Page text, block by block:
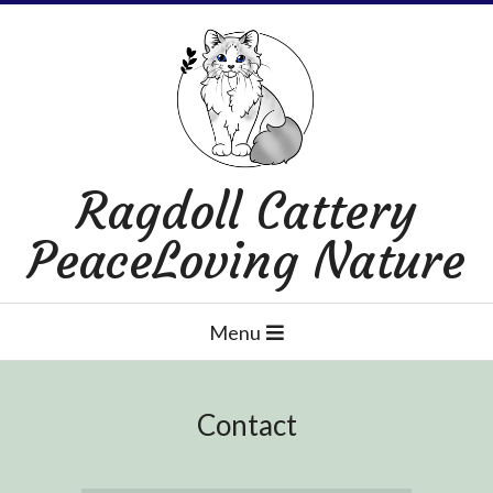
Ragdoll Cattery
PeaceLoving Nature
Menu
Contact